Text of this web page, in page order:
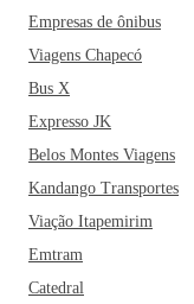
Empresas de ônibus
Viagens Chapecó
Bus X
Expresso JK
Belos Montes Viagens
Kandango Transportes
Viação Itapemirim
Emtram
Catedral